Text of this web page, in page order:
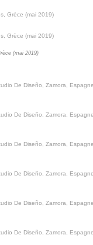
(mai 2019)